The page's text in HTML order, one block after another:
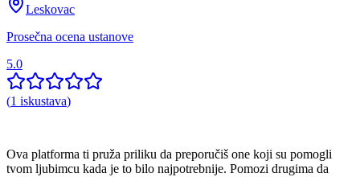
Leskovac
Prosečna ocena ustanove
5.0
(1 iskustava)
Ova platforma ti pruža priliku da preporučiš one koji su pomogli
tvom ljubimcu kada je to bilo najpotrebnije. Pomozi drugima da